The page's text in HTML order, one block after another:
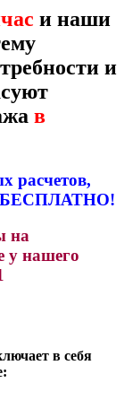
и наши
и
в
расчетов,
БЕСПЛАТНО!
на
у нашего
в себя